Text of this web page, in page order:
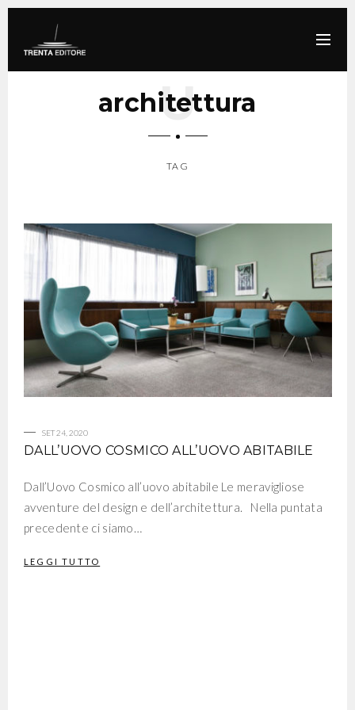
architettura
TAG
SET 24, 2020
DALL’UOVO COSMICO ALL’UOVO ABITABILE
Dall’Uovo Cosmico all’uovo abitabile Le meravigliose
avventure del design e dell’architettura. Nella puntata
precedente ci siamo…
LEGGI TUTTO